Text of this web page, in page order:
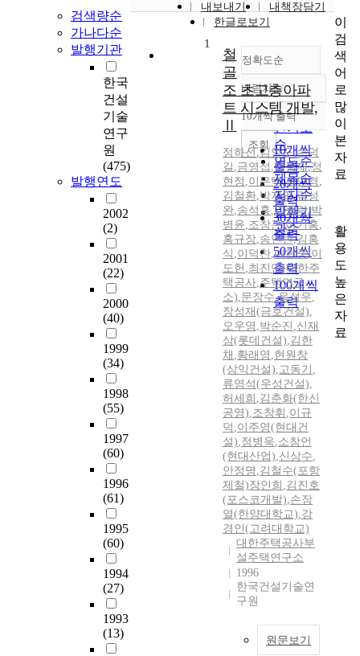
검색량순
가나다순
발행기관
한국
건설
기술
연구
원
(475)
발행연도
2002
(2)
2001
(22)
2000
(40)
1999
(34)
1998
(55)
1997
(60)
1996
(61)
1995
(60)
1994
(27)
1993
(13)
내보내기
내책장담기
한글로보기
정확도순
정확도
순
인기도
순
연도순
제목순
저자순
발행기
관순
내림차순
내림차순
10개씩 출력
10개씩
출력
20개씩
출력
30개씩
출력
50개씩
출력
100개씩
출력
조회
1
철
골
조 초고층아파
트 시스템 개발,
Ⅱ
정하선,김안구,손덕
길 ,금영섭 ,박광재,정
현정 ,이은택,김연경 ,
김철환,박지영,김성
완,송석홍,김종락,박
병윤,조창근,이기홍,
홍규장,송언빈,김홍
식 ,이덕찬,이현중,이
도헌 ,최진만(대한주
택공사,주택연구
소),문장수,음성우,
장성재(금호건설),
오우영 ,박순진 ,신재
삼(롯데건설),김한
채 ,황래영 ,현원창
(삼익건설),고동기 ,
류영석(우성건설),
허세희 ,김춘화(한신
공영),조창휘 ,이규
덕 ,이주영(현대건
설),정병욱,소창언
(현대산업),신상수,
안정명 ,김철수(포항
제철)장인희 ,김진호
(포스코개발),손장
열(한양대학교),강
경인(고려대학교)
대한주택공사부
설주택연구소
1996
한국건설기술연
구원
원문보기
이
검
색
어
로
많
이
본
자
료
활
용
도
높
은
자
료